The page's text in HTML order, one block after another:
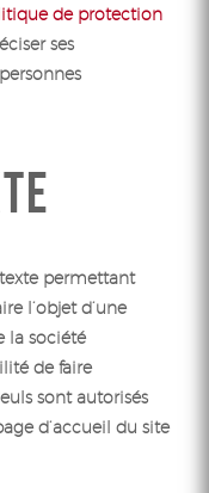
de protection
ses
permettant
l’objet d’une
la société
de faire
sont autorisés
d’accueil du site